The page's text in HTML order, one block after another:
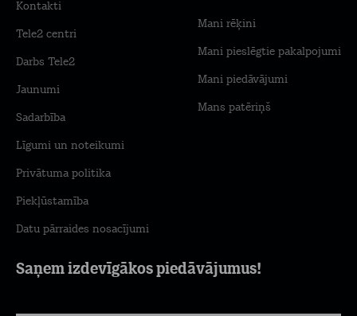
Saņem izdevīgākos piedāvājumus!
Kontakti
Tele2 centri
Darbs Tele2
Jaunumi
Sadarbība
Līgumi un noteikumi
Privātuma politika
Piekļūstamība
Datu pārraides nosacījumi
Mani rēķini
Mani pieslēgtie pakalpojumi
Mani piedāvājumi
Mans patēriņš